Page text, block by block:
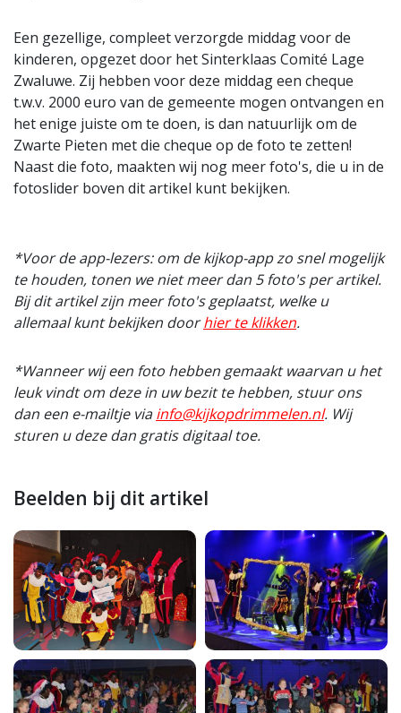
Een gezellige, compleet verzorgde middag voor de
kinderen, opgezet door het Sinterklaas Comité Lage
Zwaluwe. Zij hebben voor deze middag een cheque
t.w.v. 2000 euro van de gemeente mogen ontvangen en
het enige juiste om te doen, is dan natuurlijk om de
Zwarte Pieten met die cheque op de foto te zetten!
Naast die foto, maakten wij nog meer foto's, die u in de
fotoslider boven dit artikel kunt bekijken.
*Voor de app-lezers: om de kijkop-app zo snel mogelijk
te houden, tonen we niet meer dan 5 foto's per artikel.
Bij dit artikel zijn meer foto's geplaatst, welke u
allemaal kunt bekijken doorhier te klikken.
*Wanneer wij een foto hebben gemaakt waarvan u het
leuk vindt om deze in uw bezit te hebben, stuur ons
dan een e-mailtje viainfo@kijkopdrimmelen.nl. Wij
sturen u deze dan gratis digitaal toe.
Beelden bij dit artikel